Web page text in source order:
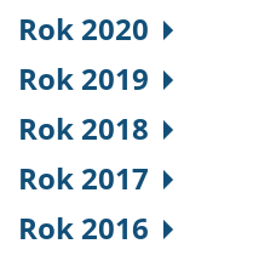
Rok 2020
Rok 2019
Rok 2018
Rok 2017
Rok 2016